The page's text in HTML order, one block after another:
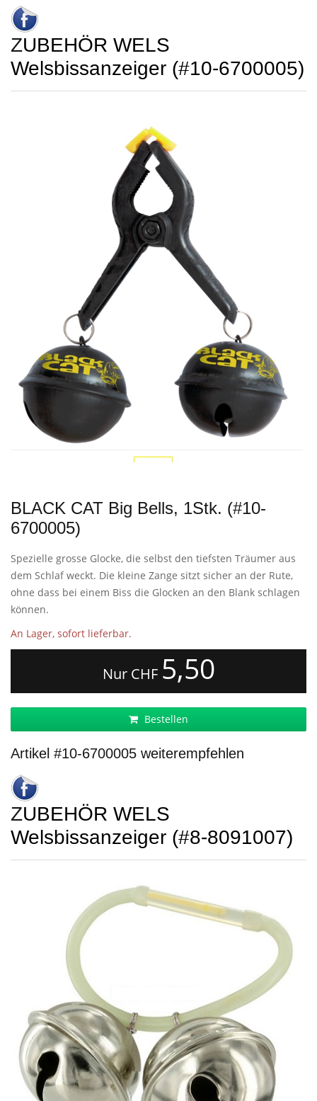
ZUBEHÖR WELS
Welsbissanzeiger (#10-6700005)
BLACK CAT Big Bells, 1Stk. (#10-
6700005)
Spezielle grosse Glocke, die selbst den tiefsten Träumer aus
dem Schlaf weckt. Die kleine Zange sitzt sicher an der Rute,
ohne dass bei einem Biss die Glocken an den Blank schlagen
können.
An Lager, sofort lieferbar.
Nur CHF 5,50
Bestellen
Artikel #10-6700005 weiterempfehlen
ZUBEHÖR WELS
Welsbissanzeiger (#8-8091007)